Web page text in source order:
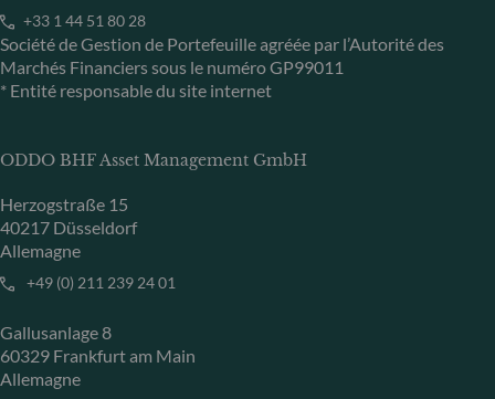
+33 1 44 51 80 28
Société de Gestion de Portefeuille agréée par l’Autorité des
Marchés Financiers sous le numéro GP99011
* Entité responsable du site internet
ODDO BHF Asset Management GmbH
Herzogstraße 15
40217 Düsseldorf
Allemagne
+49 (0) 211 239 24 01
Gallusanlage 8
60329 Frankfurt am Main
Allemagne